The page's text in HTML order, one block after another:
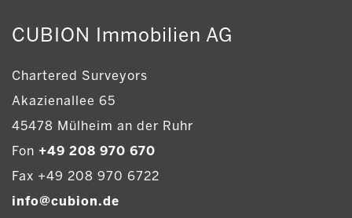
CUBION Immobilien AG
Chartered Surveyors
Akazienallee 65
45478 Mülheim an der Ruhr
Fon +49 208 970 670
Fax +49 208 970 6722
info@cubion.de